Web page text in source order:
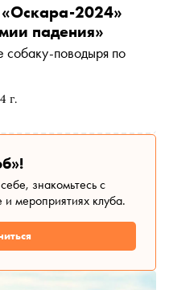
г.
«Оскара-2024»
падения»
собаку-поводыря по
знакомьтесь с
мероприятиях клуба.